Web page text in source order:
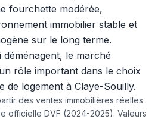
fourchette modérée,
immobilier stable et
sur le long terme.
déménagent, le marché
rôle important dans le choix
de logement à Claye-Souilly.
des ventes immobilières réelles
officielle DVF (2024-2025). Valeurs